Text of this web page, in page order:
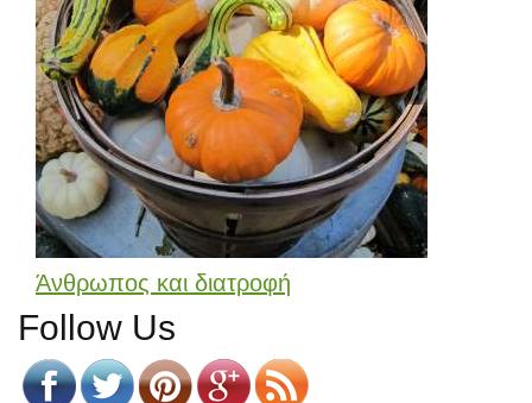
Άνθρωπος και διατροφή
Follow Us